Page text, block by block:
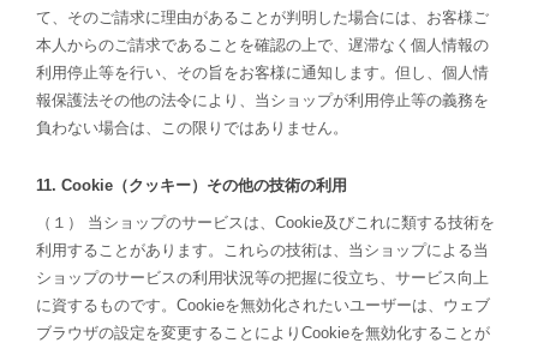
て、そのご請求に理由があることが判明した場合には、お客様ご
本人からのご請求であることを確認の上で、遅滞なく個人情報の
利用停止等を行い、その旨をお客様に通知します。但し、個人情
報保護法その他の法令により、当ショップが利用停止等の義務を
負わない場合は、この限りではありません。
11. Cookie（クッキー）その他の技術の利用
（１） 当ショップのサービスは、Cookie及びこれに類する技術を
利用することがあります。これらの技術は、当ショップによる当
ショップのサービスの利用状況等の把握に役立ち、サービス向上
に資するものです。Cookieを無効化されたいユーザーは、ウェブ
ブラウザの設定を変更することによりCookieを無効化することが